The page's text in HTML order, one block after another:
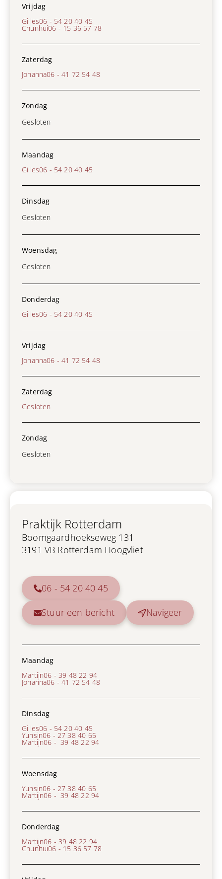
Vrijdag
Gilles06 - 54 20 40 45
Chunhui06 - 15 36 57 78
Zaterdag
Johanna06 - 41 72 54 48
Zondag
Gesloten
Maandag
Gilles06 - 54 20 40 45
Dinsdag
Gesloten
Woensdag
Gesloten
Donderdag
Gilles06 - 54 20 40 45
Vrijdag
Johanna06 - 41 72 54 48
Zaterdag
Gesloten
Zondag
Gesloten
Praktijk Rotterdam
Boomgaardhoekseweg 131
3191 VB Rotterdam Hoogvliet
06 - 54 20 40 45
Stuur een bericht Navigeer
Maandag
Martijn06 - 39 48 22 94
Johanna06 - 41 72 54 48
Dinsdag
Gilles06 - 54 20 40 45
Yuhsin06 - 27 38 40 65
Martijn06 - 39 48 22 94
Woensdag
Yuhsin06 - 27 38 40 65
Martijn06 - 39 48 22 94
Donderdag
Martijn06 - 39 48 22 94
Chunhui06 - 15 36 57 78